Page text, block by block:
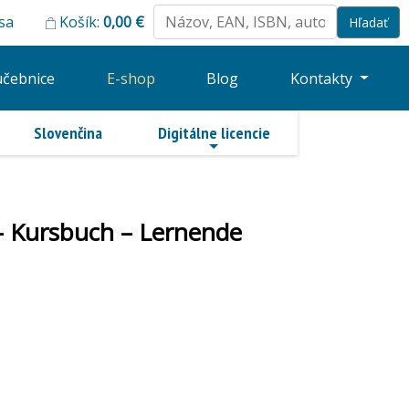
Košík: 0,00 €
E-shop Blog Kontakty
Slovenčina Digitálne licencie
Kursbuch – Lernende